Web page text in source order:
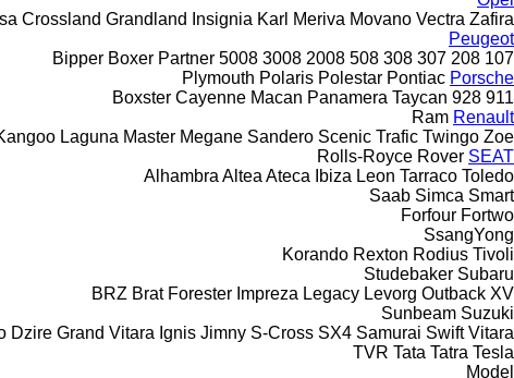
Crossland Grandland Insignia Karl Meriva Movano Vectra Zafira
Peugeot
107
208
307
308
508
2008
3008
5008
Bipper Boxer Partner
Plymouth Polaris Polestar Pontiac Porsche
911
928
Boxster Cayenne Macan Panamera Taycan
Ram Renault
Laguna Master Megane Sandero Scenic Trafic Twingo Zoe
Rolls-Royce Rover SEAT
Alhambra Altea Ateca Ibiza Leon Tarraco Toledo
Saab Simca Smart
Forfour Fortwo
SsangYong
Korando Rexton Rodius Tivoli
Studebaker Subaru
BRZ Brat Forester Impreza Legacy Levorg Outback XV
Sunbeam Suzuki
Dzire Grand Vitara Ignis Jimny S-Cross SX4 Samurai Swift Vitara
TVR Tata Tatra Tesla
Model